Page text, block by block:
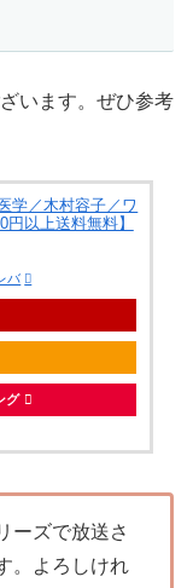
います。ぜひ参考
学／木村容子／ワ
以上送料無料】
バ
グ
ーズで放送さ
。よろしけれ